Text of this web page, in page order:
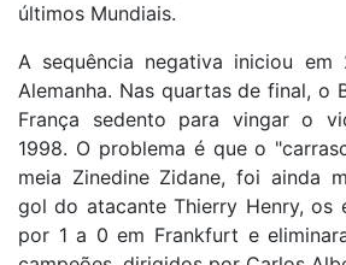
últimos Mundiais.
A sequência negativa iniciou em
Alemanha. Nas quartas de final, o
França sedento para vingar o
1998. O problema é que o
meia Zinedine Zidane, foi ainda
gol do atacante Thierry Henry, os
por 1 a 0 em Frankfurt e